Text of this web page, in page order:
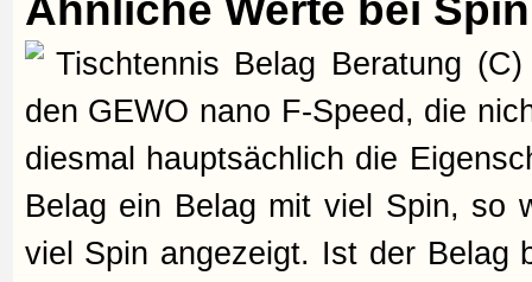
Ähnliche Werte bei
Tischtennis Belag Beratung
den GEWO nano F-Speed, die
diesmal hauptsächlich die
Belag ein Belag mit viel Spin, so
viel Spin angezeigt. Ist der Belag